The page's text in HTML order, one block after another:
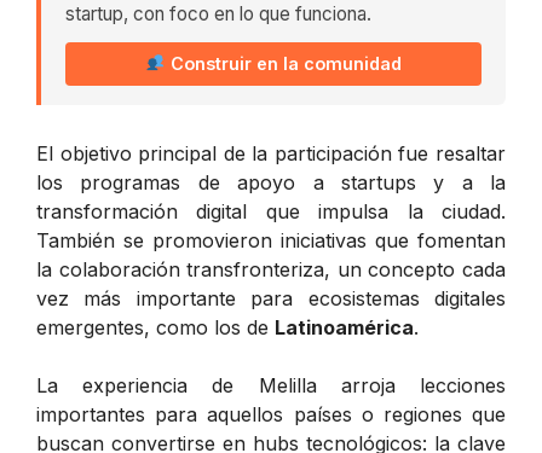
startup, con foco en lo que funciona.
Construir en la comunidad
El objetivo principal de la participación fue resaltar
los programas de apoyo a startups y a la
transformación digital que impulsa la ciudad.
También se promovieron iniciativas que fomentan
la colaboración transfronteriza, un concepto cada
vez más importante para ecosistemas digitales
emergentes, como los de Latinoamérica.
La experiencia de Melilla arroja lecciones
importantes para aquellos países o regiones que
buscan convertirse en hubs tecnológicos: la clave